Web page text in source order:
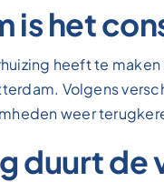
is het
heeft te
Volgens
weer
duurt de